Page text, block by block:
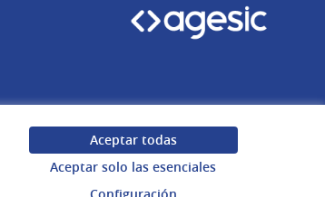
Aceptar todas
Aceptar solo las esenciales